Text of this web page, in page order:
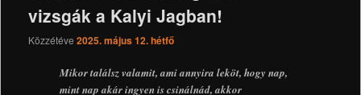
vizsgák a Kalyi Jagban!
Közzétéve 2025. május 12. hétfő
Mikor találsz valamit, ami annyira leköt, hogy nap,
mint nap akár ingyen is csinálnád, akkor